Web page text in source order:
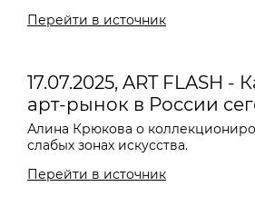
Перейти в источник
17.07.2025, ART FLASH -
арт-рынок в России
Алина Крюкова о
слабых зонах искусства.
Перейти в источник